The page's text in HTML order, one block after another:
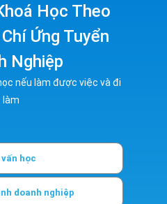
Học Theo
Ứng Tuyển
Nghiệp
nếu làm được việc và đi
làm
học
doanh nghiệp